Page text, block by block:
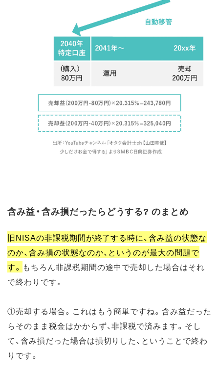
含み益・含み損だったらどうする? のまとめ
旧NISAの非課税期間が終了する時に、含み益の状態な
のか、含み損の状態なのか、というのが最大の問題で
す。 もちろん非課税期間の途中で売却した場合はそれ
で終わりです。
①売却する場合。これはもう簡単ですね。含み益だった
らそのまま税金はかからず、非課税で済みます。そし
て、含み損だった場合は損切りした、ということで終わ
りです。